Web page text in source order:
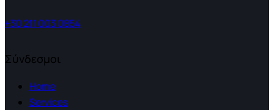
+30 211 003 0854
Σύνδεσμοι
Home
Services